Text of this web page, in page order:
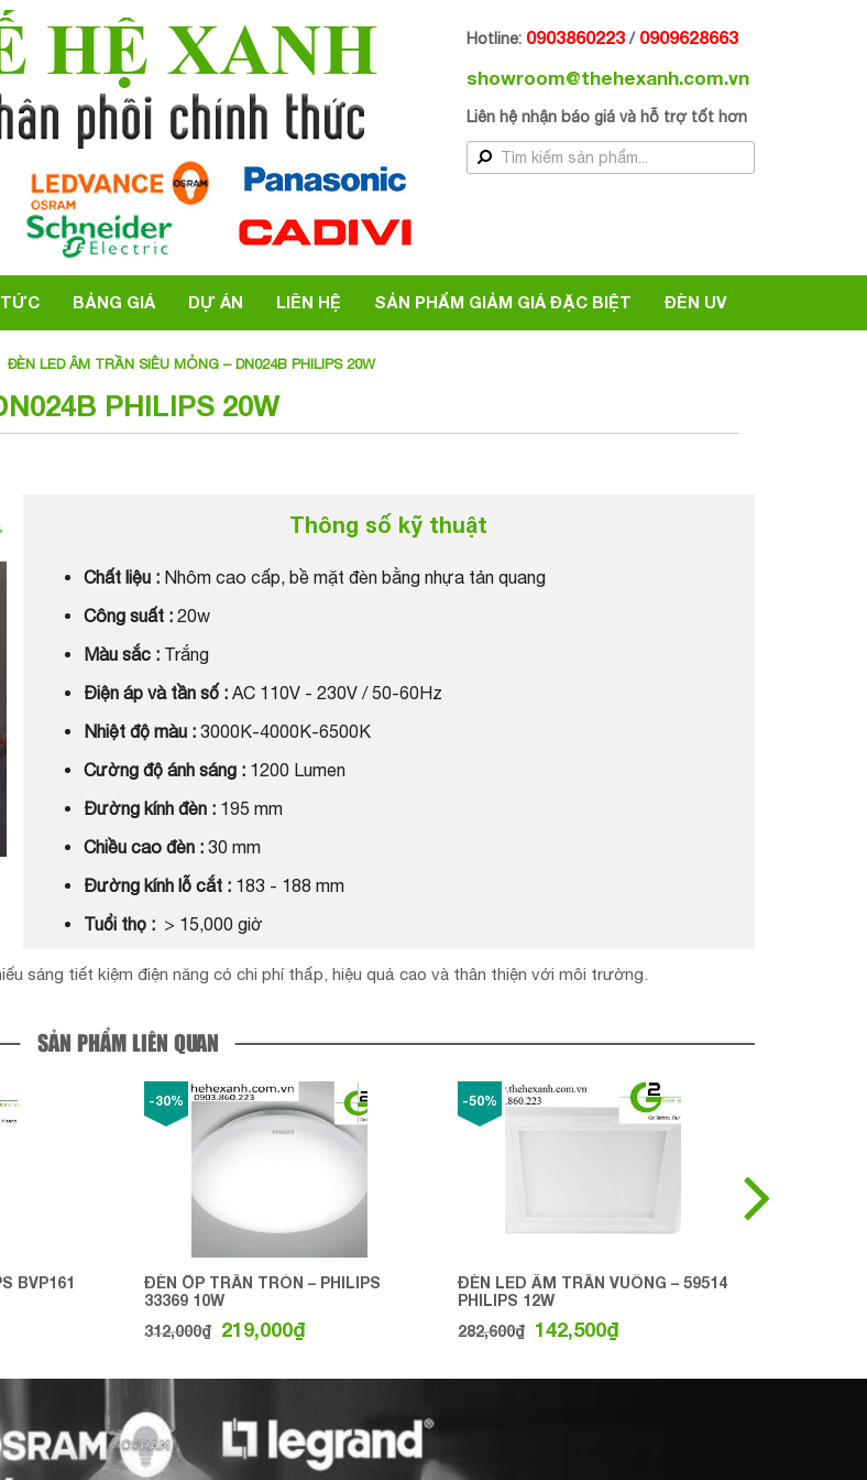
HỆ XANH Hotline: 0903860223/ 0909628663
showroom@thehexanh.com.vn
Liên hệ nhận báo giá và hỗ trợ tốt hơn
BẢNG GIÁ DỰ ÁN LIÊN HỆ SẢN PHẨM GIẢM GIÁ ĐẶC BIỆT ĐÈN UV
ĐÈN LED ÂM TRẦN SIÊU MỎNG – DN024B PHILIPS 20W
PHILIPS 20W
Thông số kỹ thuật
Chất liệu : Nhôm cao cấp, bề mặt đèn bằng nhựa tản quang
Công suất : 20w
Màu sắc : Trắng
Điện áp và tần số : AC 110V - 230V / 50-60Hz
Nhiệt độ màu : 3000K-4000K-6500K
Cường độ ánh sáng : 1200 Lumen
Đường kính đèn : 195 mm
Chiều cao đèn : 30 mm
Đường kính lỗ cắt : 183 - 188 mm
Tuổi thọ : > 15,000 giờ
sáng tiết kiệm điện năng có chi phí thấp, hiệu quả cao và thân thiện với môi trường.
SẢN PHẨM LIÊN QUAN
BVP161
-30%
ĐÈN ỐP TRẦN TRÒN – PHILIPS
33369 10W
312,000₫ 219,000₫
-50%
ĐÈN LED ÂM TRẦN VUÔNG – 59514
PHILIPS 12W
282,600₫ 142,500₫